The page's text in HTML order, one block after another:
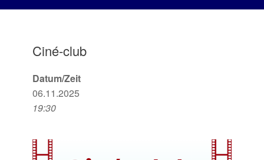
Ciné-club
Datum/Zeit
06.11.2025
19:30